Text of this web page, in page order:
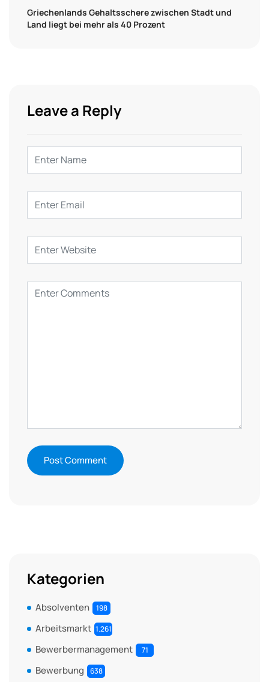
Griechenlands Gehaltsschere zwischen Stadt und
Land liegt bei mehr als 40 Prozent
Leave a Reply
Kategorien
Absolventen 198
Arbeitsmarkt 1.261
Bewerbermanagement 71
Bewerbung 638